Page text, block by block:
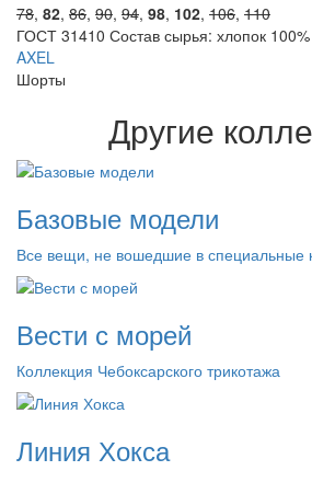
78, 82, 86, 90, 94, 98, 102, 106, 110
ГОСТ 31410 Состав сырья: хлопок 100%
AXEL
Шорты
Другие
Базовые модели
Все вещи, не вошедшие в специальные
Вести с морей
Коллекция Чебоксарского трикотажа
Линия Хокса